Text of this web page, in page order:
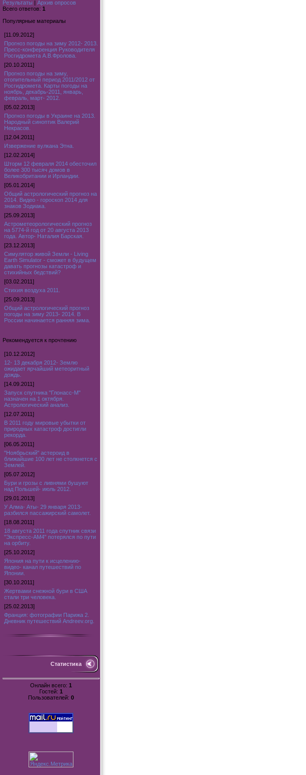
Результаты | Архив опросов
Всего ответов: 1
Популярные материалы
[11.09.2012]
Прогноз погоды на зиму 2012- 2013.
Пресс-конференция Руководителя
Росгидромета А.В.Фролова.
[20.10.2011]
Прогноз погоды на зиму,
отопительный период 2011/2012 от
Росгидромета. Карты погоды на
ноябрь, декабрь-2011, январь,
февраль, март- 2012.
[05.02.2013]
Прогноз погоды в Украине на 2013.
Народный синоптик Валерий
Некрасов.
[12.04.2011]
Извержение вулкана Этна.
[12.02.2014]
Шторм 12 февраля 2014 обесточил
более 300 тысяч домов в
Великобритании и Ирландии.
[05.01.2014]
Общий астрологический прогноз на
2014. Видео - гороскоп 2014 для
знаков Зодиака.
[25.09.2013]
Астрометеорологический прогноз
на 5774-й год от 20 августа 2013
года. Автор- Наталия Барская.
[23.12.2013]
Симулятор живой Земли - Living
Earth Simulator - сможет в будущем
давать прогнозы катастроф и
стихийных бедствий?
[03.02.2011]
Стихия воздуха 2011.
[25.09.2013]
Общий астрологический прогноз
погоды на зиму 2013- 2014. В
России начинается ранняя зима.
Рекомендуется к прочтению
[10.12.2012]
12- 13 декабря 2012- Землю
ожидает ярчайший метеоритный
дождь.
[14.09.2011]
Запуск спутника "Глонасс-М"
назначен на 1 октября.
Астрологический анализ.
[12.07.2011]
В 2011 году мировые убытки от
природных катастроф достигли
рекорда.
[06.05.2011]
"Ноябрьский" астероид в
ближайшие 100 лет не столкнется с
Землей.
[05.07.2012]
Бури и грозы с ливнями бушуют
над Польшей- июль 2012.
[29.01.2013]
У Алма- Аты- 29 января 2013-
разбился пассажирский самолет.
[18.08.2011]
18 августа 2011 года спутник связи
"Экспресс-АМ4" потерялся по пути
на орбиту.
[25.10.2012]
Япония на пути к исцелению-
видео- канал путешествий по
Японии.
[30.10.2011]
Жертвами снежной бури в США
стали три человека.
[25.02.2013]
Франция: фотографии Парижа 2.
Дневник путешествий Andreev.org.
Статистика
Онлайн всего: 1
Гостей: 1
Пользователей: 0